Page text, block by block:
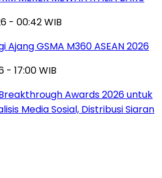
- 00:42 WIB
Ajang GSMA M360 ASEAN 2026
- 17:00 WIB
Awards 2026 untuk
Media Sosial, Distribusi Siaran